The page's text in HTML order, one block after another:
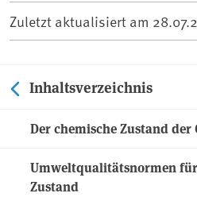
Zuletzt aktualisiert am
Inhaltsverzeichnis
Der chemische Zustand der
Umweltqualitätsnormen
Zustand